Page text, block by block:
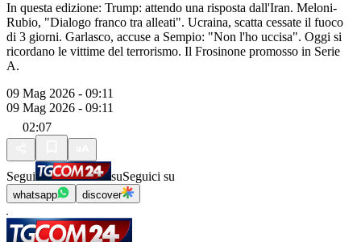
In questa edizione: Trump: attendo una risposta dall'Iran. Meloni-
Rubio, "Dialogo franco tra alleati". Ucraina, scatta cessate il fuoco
di 3 giorni. Garlasco, accuse a Sempio: "Non l'ho uccisa". Oggi si
ricordano le vittime del terrorismo. Il Frosinone promosso in Serie
A.
09 Mag 2026 - 09:11
09 Mag 2026 - 09:11
02:07
Segui suSeguici su
whatsapp discover